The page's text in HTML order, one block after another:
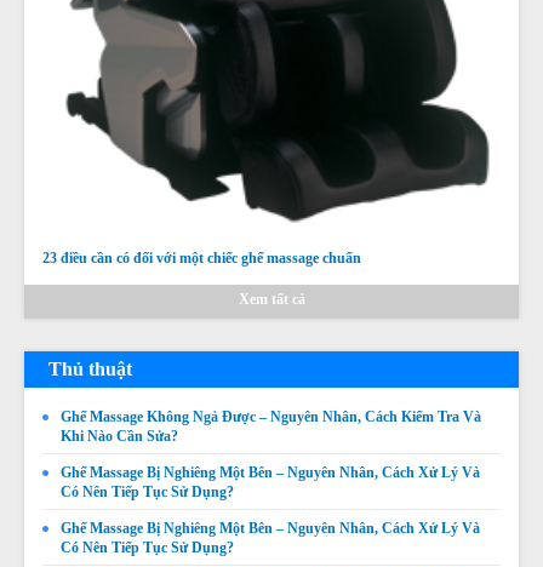
23 điều cần có đối với một chiếc ghế massage chuẩn
Xem tất cả
Thủ thuật
Ghế Massage Không Ngả Được – Nguyên Nhân, Cách Kiểm Tra Và
Khi Nào Cần Sửa?
Ghế Massage Bị Nghiêng Một Bên – Nguyên Nhân, Cách Xử Lý Và
Có Nên Tiếp Tục Sử Dụng?
Ghế Massage Bị Nghiêng Một Bên – Nguyên Nhân, Cách Xử Lý Và
Có Nên Tiếp Tục Sử Dụng?